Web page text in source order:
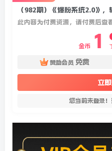
此内容为付费资源，请付费后查
金币 1
赞助会员 免费
立
您当前未登录